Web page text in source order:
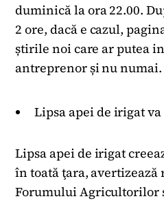
duminică la ora 22.00.
2 ore, dacă e cazul,
știrile noi care ar putea
antreprenor și nu numai.
Lipsa apei de irigat
Lipsa apei de irigat
în toată ţara,
Forumului Agricultorilor